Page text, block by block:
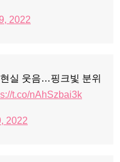
2022
실 웃음…핑크빛 분위
t.co/nAhSzbai3k
2022